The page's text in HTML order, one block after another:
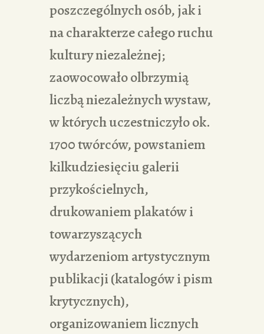
poszczególnych osób, jak i
na charakterze całego ruchu
kultury niezależnej;
zaowocowało olbrzymią
liczbą niezależnych wystaw,
w których uczestniczyło ok.
1700 twórców, powstaniem
kilkudziesięciu galerii
przykościelnych,
drukowaniem plakatów i
towarzyszących
wydarzeniom artystycznym
publikacji (katalogów i pism
krytycznych),
organizowaniem licznych